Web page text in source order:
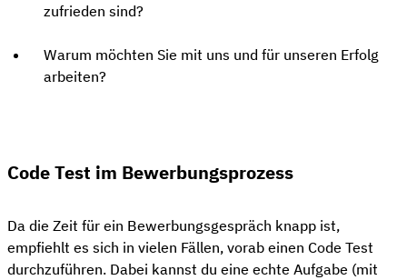
zufrieden sind?
Warum möchten Sie mit uns und für unseren Erfolg
arbeiten?
Code Test im Bewerbungsprozess
Da die Zeit für ein Bewerbungsgespräch knapp ist,
empfiehlt es sich in vielen Fällen, vorab einen Code Test
durchzuführen. Dabei kannst du eine echte Aufgabe (mit